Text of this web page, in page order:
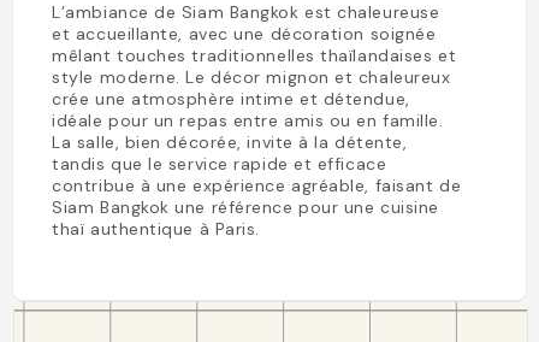
L’ambiance de Siam Bangkok est chaleureuse
et accueillante, avec une décoration soignée
mêlant touches traditionnelles thaïlandaises et
style moderne. Le décor mignon et chaleureux
crée une atmosphère intime et détendue,
idéale pour un repas entre amis ou en famille.
La salle, bien décorée, invite à la détente,
tandis que le service rapide et efficace
contribue à une expérience agréable, faisant de
Siam Bangkok une référence pour une cuisine
thaï authentique à Paris.